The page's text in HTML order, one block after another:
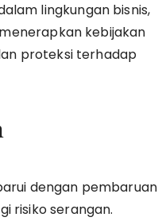
lingkungan bisnis,
kebijakan
proteksi terhadap
dengan pembaruan
risiko serangan.